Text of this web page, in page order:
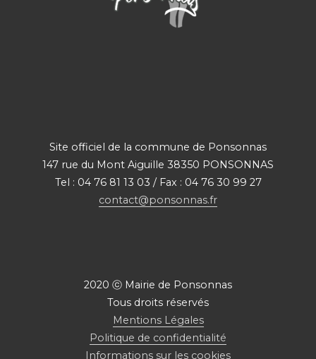
Site officiel de la commune de Ponsonnas
147 rue du Mont Aiguille 38350 PONSONNAS
Tel : 04 76 81 13 03 / Fax : 04 76 30 99 27
contact@ponsonnas.fr
2020 ⓒ Mairie de Ponsonnas
Tous droits réservés
Mentions Légales
Politique de confidentialité
Informations sur les cookies